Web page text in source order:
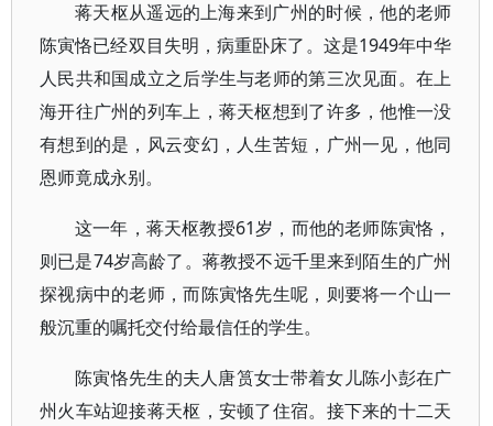
蒋天枢从遥远的上海来到广州的时候，他的老师
陈寅恪已经双目失明，病重卧床了。这是1949年中华
人民共和国成立之后学生与老师的第三次见面。在上
海开往广州的列车上，蒋天枢想到了许多，他惟一没
有想到的是，风云变幻，人生苦短，广州一见，他同
恩师竟成永别。
这一年，蒋天枢教授61岁，而他的老师陈寅恪，
则已是74岁高龄了。蒋教授不远千里来到陌生的广州
探视病中的老师，而陈寅恪先生呢，则要将一个山一
般沉重的嘱托交付给最信任的学生。
陈寅恪先生的夫人唐筼女士带着女儿陈小彭在广
州火车站迎接蒋天枢，安顿了住宿。接下来的十二天